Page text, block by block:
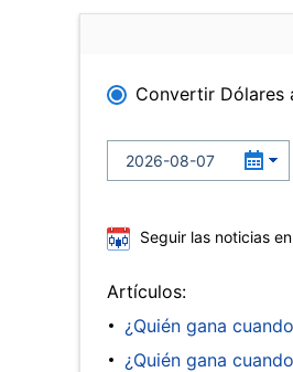
Convertir Dólares
Seguir las noticias
Artículos:
¿Quién gana
¿Quién gana